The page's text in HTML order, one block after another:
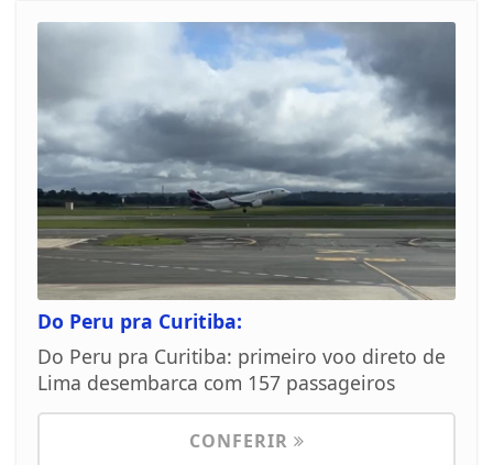
Do Peru pra Curitiba:
Do Peru pra Curitiba: primeiro voo direto de
Lima desembarca com 157 passageiros
CONFERIR